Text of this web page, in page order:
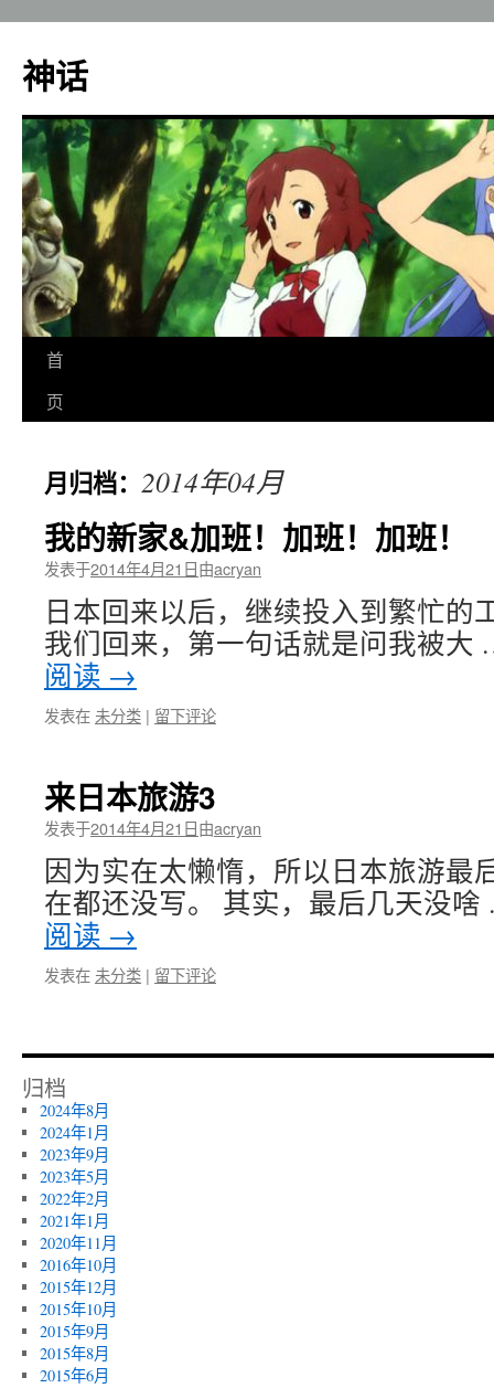
神话
跳首
页
月归档： 2014年04月
我的新家&加班！加班！加班！
发表于2014年4月21日由acryan
日本回来以后，继续投入到繁忙的
我们回来，第一句话就是问我被
阅读 →
发表在 未分类 | 留下评论
来日本旅游3
发表于2014年4月21日由acryan
因为实在太懒惰，所以日本旅游最
在都还没写。 其实，最后几天没
阅读 →
发表在 未分类 | 留下评论
归档
2024年8月
2024年1月
2023年9月
2023年5月
2022年2月
2021年1月
2020年11月
2016年10月
2015年12月
2015年10月
2015年9月
2015年8月
2015年6月